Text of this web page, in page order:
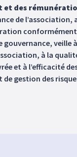
et des
de l’association,
gouvernance, veille
à la
et à l’efficacité
gestion des